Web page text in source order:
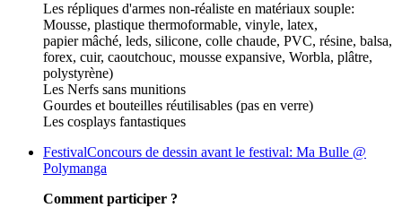
Les répliques d'armes non-réaliste en matériaux souple:
Mousse, plastique thermoformable, vinyle, latex,
papier mâché, leds, silicone, colle chaude, PVC, résine, balsa,
forex, cuir, caoutchouc, mousse expansive, Worbla, plâtre,
polystyrène)
Les Nerfs sans munitions
Gourdes et bouteilles réutilisables (pas en verre)
Les cosplays fantastiques
FestivalConcours de dessin avant le festival: Ma Bulle @
Polymanga
Comment participer ?